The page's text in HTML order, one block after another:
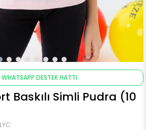
WHATSAPP DESTEK HATTI
Baskılı Simli Pudra (10